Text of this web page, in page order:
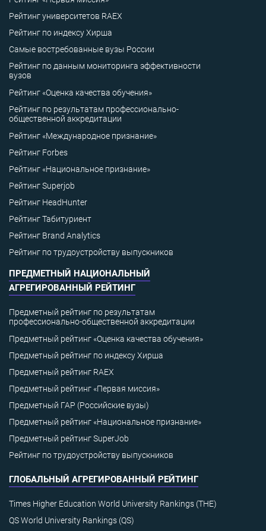
Рейтинг университетов RAEX
Рейтинг по индексу Хирша
Самые востребованные вузы России
Рейтинг по данным мониторинга эффективности
вузов
Рейтинг «Оценка качества обучения»
Рейтинг по результатам профессионально-
общественной аккредитации
Рейтинг «Международное признание»
Рейтинг Forbes
Рейтинг «Национальное признание»
Рейтинг Superjob
Рейтинг HeadHunter
Рейтинг Табитуриент
Рейтинг Brand Analytics
Рейтинг по трудоустройству выпускников
ПРЕДМЕТНЫЙ НАЦИОНАЛЬНЫЙ
АГРЕГИРОВАННЫЙ РЕЙТИНГ
Предметный рейтинг по результатам
профессионально-общественной аккредитации
Предметный рейтинг «Оценка качества обучения»
Предметный рейтинг по индексу Хирша
Предметный рейтинг RAEX
Предметный рейтинг «Первая миссия»
Предметный ГАР (Российские вузы)
Предметный рейтинг «Национальное признание»
Предметный рейтинг SuperJob
Рейтинг по трудоустройству выпускников
ГЛОБАЛЬНЫЙ АГРЕГИРОВАННЫЙ РЕЙТИНГ
Times Higher Education World University Rankings (THE)
QS World University Rankings (QS)